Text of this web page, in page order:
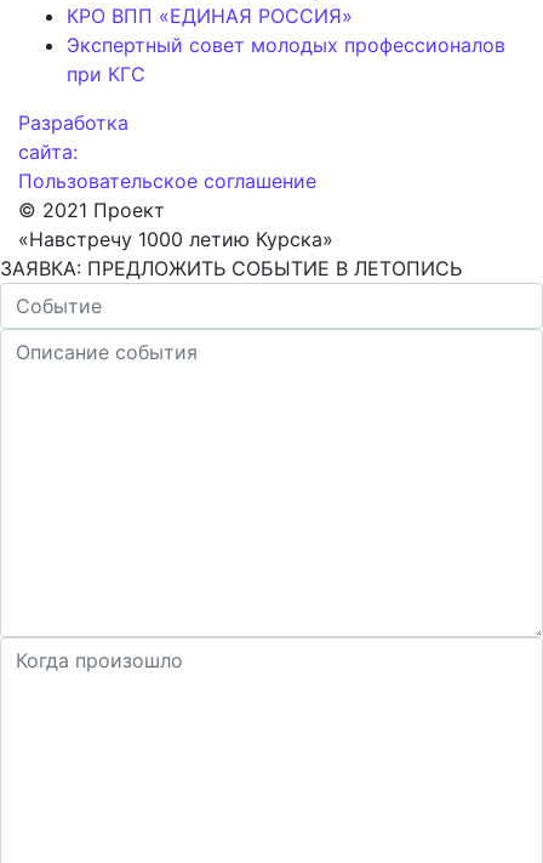
КРО ВПП «ЕДИНАЯ РОССИЯ»
Экспертный совет молодых профессионалов
при КГС
Разработка
сайта:
Пользовательское соглашение
© 2021 Проект
«Навстречу 1000 летию Курска»
ЗАЯВКА: ПРЕДЛОЖИТЬ СОБЫТИЕ В ЛЕТОПИСЬ